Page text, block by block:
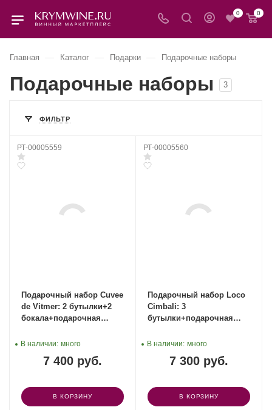
0 0
Главная — Каталог — Подарки — Подарочные наборы
Подарочные наборы 3
ФИЛЬТР
РТ-00005559
Подарочный набор Cuvee
de Vitmer: 2 бутылки+2
бокала+подарочная
7 400 руб.
В наличии: много
В КОРЗИНУ
РТ-00005560
Подарочный набор Loco
Cimbali: 3
бутылки+подарочная
7 300 руб.
В наличии: много
В КОРЗИНУ